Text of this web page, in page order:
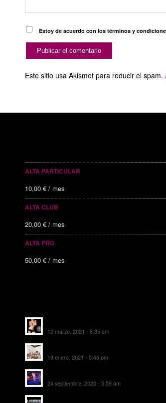
Estoy de acuerdo con los términos y
Este sitio usa Akismet para reducir el spam.
ALTA PARTICULAR
10,00 € / mes
ALTA CLUB
20,00 € / mes
ALTA PRO
50,00 € / mes
12 marzo, 2021 - 8:35 am
19 enero, 2021 - 5:45 pm
24 septiembre, 2020 - 5:59 am